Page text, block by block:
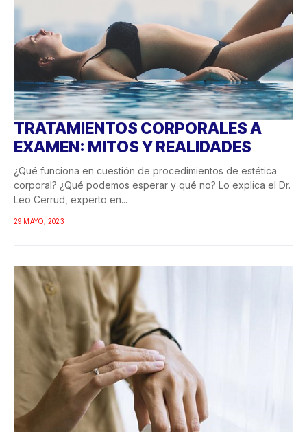
TRATAMIENTOS CORPORALES A
EXAMEN: MITOS Y REALIDADES
¿Qué funciona en cuestión de procedimientos de estética
corporal? ¿Qué podemos esperar y qué no? Lo explica el Dr.
Leo Cerrud, experto en...
29 MAYO, 2023